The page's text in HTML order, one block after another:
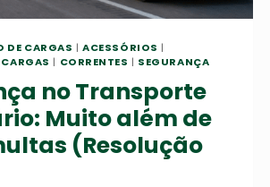
DE CARGAS |ACESSÓRIOS |
| CORRENTES | SEGURANÇA
no Transporte
Muito além de
(Resolução